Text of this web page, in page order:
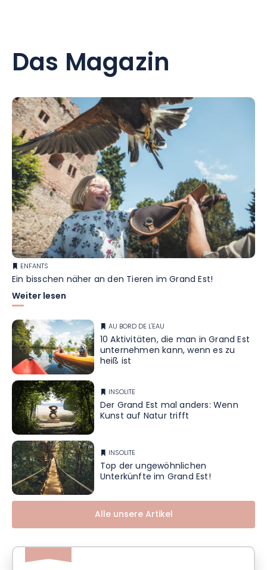
- Der Weihnachtsmarkt in Mulhouse
- Der Weihnachtsmarkt in Ribeauvillé
- Der Weihnachtsmarkt von Sélestat
Das Magazin
ENFANTS
Ein bisschen näher an den Tieren im Grand Est!
Weiter lesen
AU BORD DE L'EAU
10 Aktivitäten, die man in Grand Est
unternehmen kann, wenn es zu
heiß ist
INSOLITE
Der Grand Est mal anders: Wenn
Kunst auf Natur trifft
INSOLITE
Top der ungewöhnlichen
Unterkünfte im Grand Est!
Alle unsere Artikel